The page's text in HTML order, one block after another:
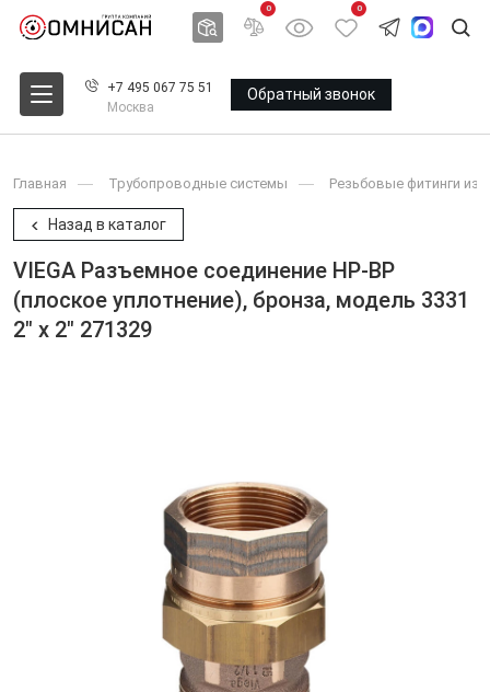
0 0
+7 495 067 75 51
Москва
Обратный звонок
Главная Трубопроводные системы Резьбовые фитинги из
Назад в каталог
VIEGA Разъемное соединение НР-ВР
(плоское уплотнение), бронза, модель 3331
2" x 2" 271329